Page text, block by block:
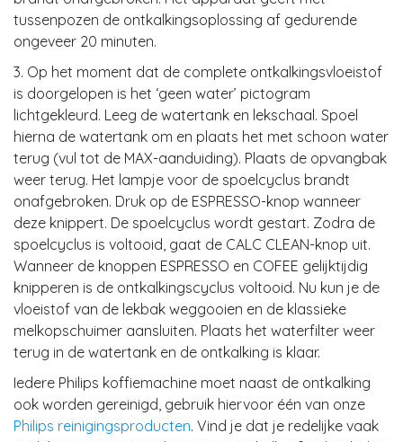
tussenpozen de ontkalkingsoplossing af gedurende
ongeveer 20 minuten.
3. Op het moment dat de complete ontkalkingsvloeistof
is doorgelopen is het ‘geen water’ pictogram
lichtgekleurd. Leeg de watertank en lekschaal. Spoel
hierna de watertank om en plaats het met schoon water
terug (vul tot de MAX-aanduiding). Plaats de opvangbak
weer terug. Het lampje voor de spoelcyclus brandt
onafgebroken. Druk op de ESPRESSO-knop wanneer
deze knippert. De spoelcyclus wordt gestart. Zodra de
spoelcyclus is voltooid, gaat de CALC CLEAN-knop uit.
Wanneer de knoppen ESPRESSO en COFEE gelijktijdig
knipperen is de ontkalkingscyclus voltooid. Nu kun je de
vloeistof van de lekbak weggooien en de klassieke
melkopschuimer aansluiten. Plaats het waterfilter weer
terug in de watertank en de ontkalking is klaar.
Iedere Philips koffiemachine moet naast de ontkalking
ook worden gereinigd, gebruik hiervoor één van onze
Philips reinigingsproducten. Vind je dat je redelijke vaak